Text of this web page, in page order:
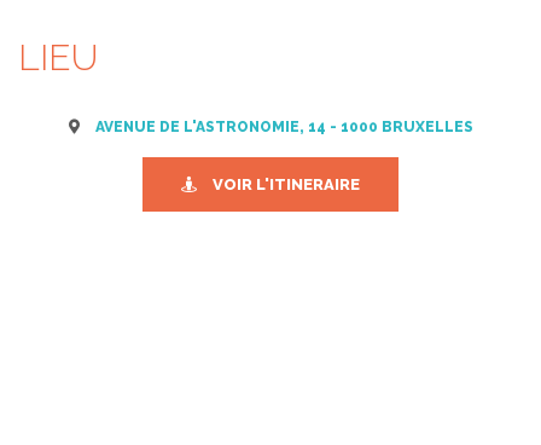
LIEU
AVENUE DE L'ASTRONOMIE, 14 - 1000 BRUXELLES
VOIR L'ITINERAIRE